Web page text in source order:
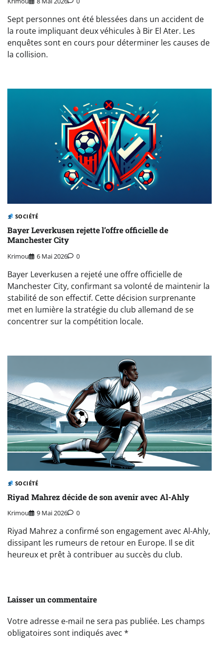
Sept personnes ont été blessées dans un accident de
la route impliquant deux véhicules à Bir El Ater. Les
enquêtes sont en cours pour déterminer les causes de
la collision.
SOCIÉTÉ
Bayer Leverkusen rejette l’offre officielle de
Manchester City
Krimou 6 Mai 2026 0
Bayer Leverkusen a rejeté une offre officielle de
Manchester City, confirmant sa volonté de maintenir la
stabilité de son effectif. Cette décision surprenante
met en lumière la stratégie du club allemand de se
concentrer sur la compétition locale.
SOCIÉTÉ
Riyad Mahrez décide de son avenir avec Al-Ahly
Krimou 9 Mai 2026 0
Riyad Mahrez a confirmé son engagement avec Al-Ahly,
dissipant les rumeurs de retour en Europe. Il se dit
heureux et prêt à contribuer au succès du club.
Laisser un commentaire
Votre adresse e-mail ne sera pas publiée. Les champs
obligatoires sont indiqués avec *